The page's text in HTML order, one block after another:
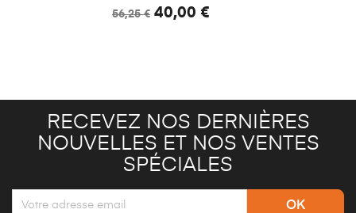
56,25 € 40,00 €
RECEVEZ NOS DERNIÈRES
NOUVELLES ET NOS VENTES
SPÉCIALES